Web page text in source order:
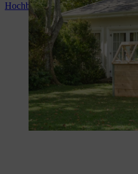
Hochbeet-Abdeckung selber bauen